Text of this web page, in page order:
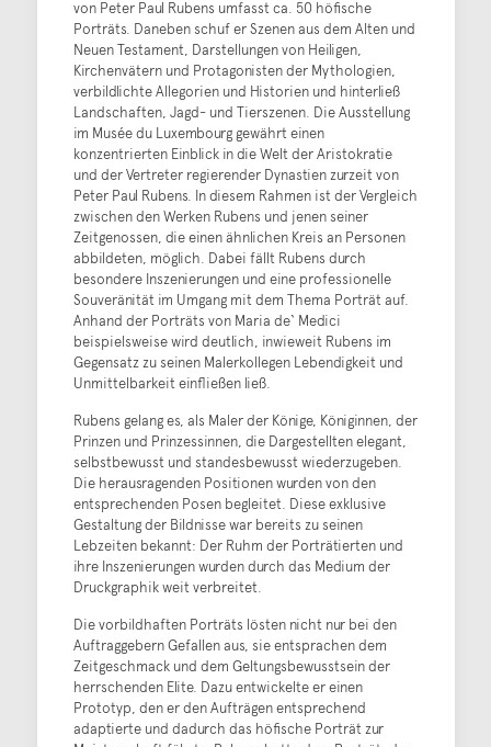
von Peter Paul Rubens umfasst ca. 50 höfische
Porträts. Daneben schuf er Szenen aus dem Alten und
Neuen Testament, Darstellungen von Heiligen,
Kirchenvätern und Protagonisten der Mythologien,
verbildlichte Allegorien und Historien und hinterließ
Landschaften, Jagd- und Tierszenen. Die Ausstellung
im Musée du Luxembourg gewährt einen
konzentrierten Einblick in die Welt der Aristokratie
und der Vertreter regierender Dynastien zurzeit von
Peter Paul Rubens. In diesem Rahmen ist der Vergleich
zwischen den Werken Rubens und jenen seiner
Zeitgenossen, die einen ähnlichen Kreis an Personen
abbildeten, möglich. Dabei fällt Rubens durch
besondere Inszenierungen und eine professionelle
Souveränität im Umgang mit dem Thema Porträt auf.
Anhand der Porträts von Maria de‘ Medici
beispielsweise wird deutlich, inwieweit Rubens im
Gegensatz zu seinen Malerkollegen Lebendigkeit und
Unmittelbarkeit einfließen ließ.
Rubens gelang es, als Maler der Könige, Königinnen, der
Prinzen und Prinzessinnen, die Dargestellten elegant,
selbstbewusst und standesbewusst wiederzugeben.
Die herausragenden Positionen wurden von den
entsprechenden Posen begleitet. Diese exklusive
Gestaltung der Bildnisse war bereits zu seinen
Lebzeiten bekannt: Der Ruhm der Porträtierten und
ihre Inszenierungen wurden durch das Medium der
Druckgraphik weit verbreitet.
Die vorbildhaften Porträts lösten nicht nur bei den
Auftraggebern Gefallen aus, sie entsprachen dem
Zeitgeschmack und dem Geltungsbewusstsein der
herrschenden Elite. Dazu entwickelte er einen
Prototyp, den er den Aufträgen entsprechend
adaptierte und dadurch das höfische Porträt zur